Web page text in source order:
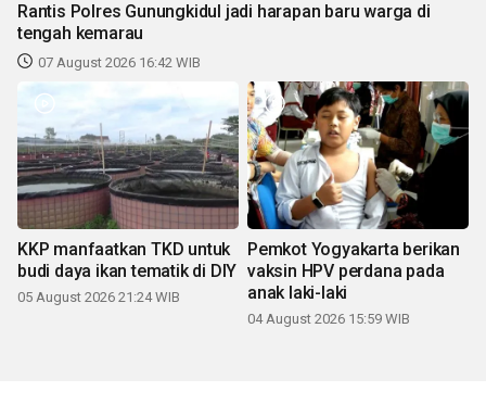
Rantis Polres Gunungkidul jadi harapan baru warga di
tengah kemarau
07 August 2026 16:42 WIB
KKP manfaatkan TKD untuk
budi daya ikan tematik di DIY
05 August 2026 21:24 WIB
Pemkot Yogyakarta berikan
vaksin HPV perdana pada
anak laki-laki
04 August 2026 15:59 WIB